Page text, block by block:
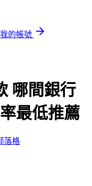
我的帳號
哪間銀行
最低推薦
落格